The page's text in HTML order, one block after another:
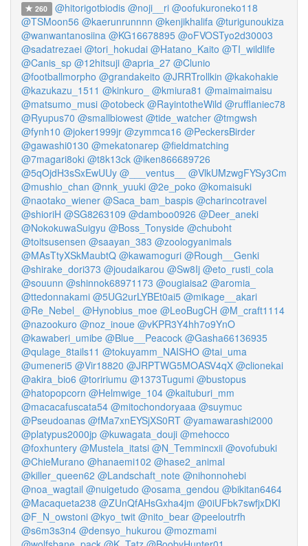
260 @hitorigotbiodis @noji__ri @oofukuroneko118
@TSMoon56 @kaerunrunnnn @kenjikhalifa @turigunoukiza
@wanwantanosiina @KG16678895 @oFVOSTyo2d30003
@sadatrezaei @tori_hokudai @Hatano_Kaito @TI_wildlife
@Canis_sp @12hitsuji @apria_27 @Clunio
@footballmorpho @grandakeito @JRRTrollkin @kakohakie
@kazukazu_1511 @kinkuro_ @kmiura81 @maimaimaisu
@matsumo_musi @otobeck @RayintotheWild @rufflaniec78
@Ryupus70 @smallbiowest @tide_watcher @tmgwsh
@fynh10 @joker1999jr @zymmca16 @PeckersBirder
@gawashi0130 @mekatonarep @fieldmatching
@7magari8oki @t8k13ck @iken866689726
@5qOjdH3sSxEwUUy @___ventus__
@VlkUMzwgFYSy3Cm
@mushio_chan @nnk_yuuki @2e_poko @komaisuki
@naotako_wiener @Saca_bam_baspis @charincotravel
@shioriH @SG8263109 @damboo0926 @Deer_aneki
@NokokuwaSuigyu @Boss_Tonyside @chuboht
@toitsusensen @saayan_383 @zoologyanimals
@MAsTtyXSkMaubtQ @kawamoguri @Rough__Genki
@shirake_dori373 @joudaikarou @Sw8Ij @eto_rusti_cola
@souunn @shinnok68971173 @ougiaisa2 @aromia_
@ttedonnakami @5UG2urLYBEt0ai5 @mikage__akari
@Re_Nebel_
@Hynobius_moe @LeoBugCH @M_craft1114
@nazookuro @noz_inoue @vKPR3Y4hh7o9YnO
@kawaberi_umibe @Blue__Peacock @Gasha66136935
@qulage_8tails11 @tokuyamm_NAISHO @tai_uma
@umeneri5 @Vir18820 @JRPTWG5MOASV4qX @clionekai
@akira_bio6 @toririumu @1373Tugumi @bustopus
@hatopopcorn @Helmwige_104 @kaituburi_mm
@macacafuscata54 @mitochondoryaaa @suymuc
@Pseudoanas @fMa7xnEYSjXS0RT @yamawarashi2000
@platypus2000jp @kuwagata_douji @mehocco
@foxhuntery @Mustela_itatsi @N_Temmincxii @ovofubuki
@ChieMurano @hanaemi102 @hase2_animal
@killer_queen62 @Landschaft_note @nihonnohebi
@noa_wagtail @nuigetudo @osama_gendou @bikitan6464
@Macaqueta238 @ZUnQfAHsGxha4jm @0iUFbk7swfjxDKI
@F_N_owstoni @kyo_twit @nito_bear @peeloutrfh
@s6m3s3n4 @densyo_hukurou @mozmami